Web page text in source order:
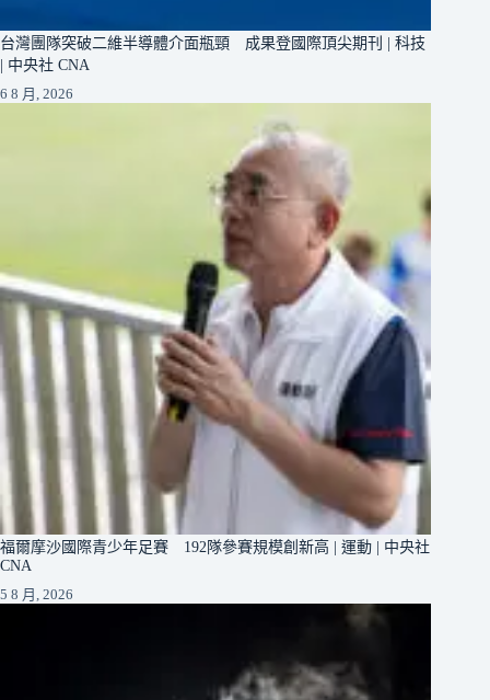
台灣團隊突破二維半導體介面瓶頸 成果登國際頂尖期刊 | 科技
| 中央社 CNA
6 8 月, 2026
福爾摩沙國際青少年足賽 192隊參賽規模創新高 | 運動 | 中央社
CNA
5 8 月, 2026